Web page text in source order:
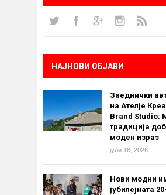
НАЈНОВИ ОБЈАВИ
Заеднички
на Ателје
Brand Studio:
традиција
моден израз
јули 16, 2026
Нови модни
јубилејната